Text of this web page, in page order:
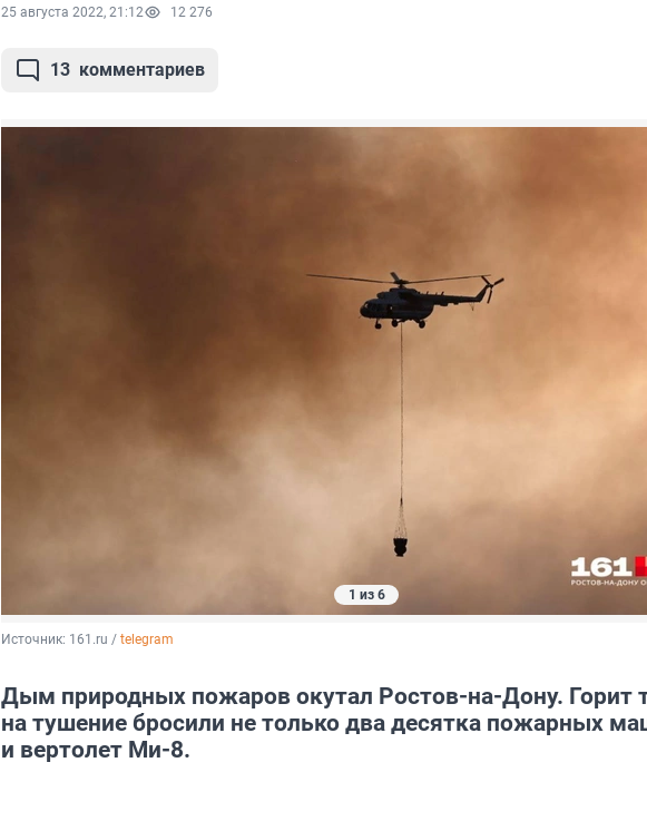
25 августа 2022, 21:12 12 276
13 комментариев
1 из 6
Источник: 161.ru / telegram
Дым природных пожаров окутал Ростов-на-Дону. Горит
на тушение бросили не только два десятка пожарных
и вертолет Ми-8.